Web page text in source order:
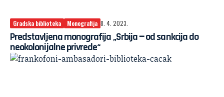
Gradska biblioteka Monografija 8. 4. 2023.
Predstavljena monografija „Srbija ‒ od sankcija do
neokolonijalne privrede“